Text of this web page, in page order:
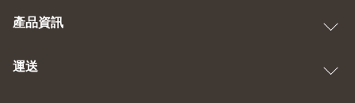
產品資訊
運送